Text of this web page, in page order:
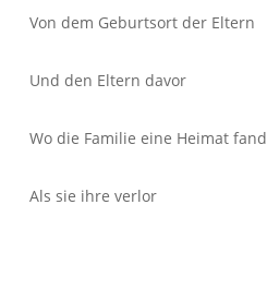
Von dem Geburtsort der Eltern
Und den Eltern davor
Wo die Familie eine Heimat fand
Als sie ihre verlor